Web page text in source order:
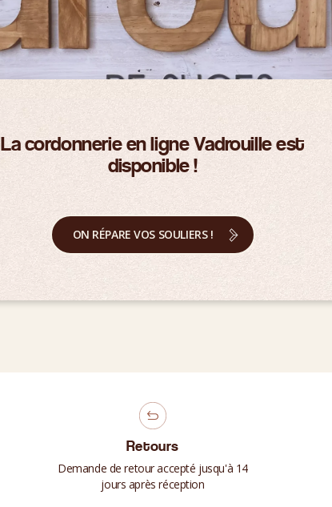
La cordonnerie en ligne Vadrouille est
disponible !
ON RÉPARE VOS SOULIERS !
Retours
Demande de retour accepté jusqu'à 14
jours après réception